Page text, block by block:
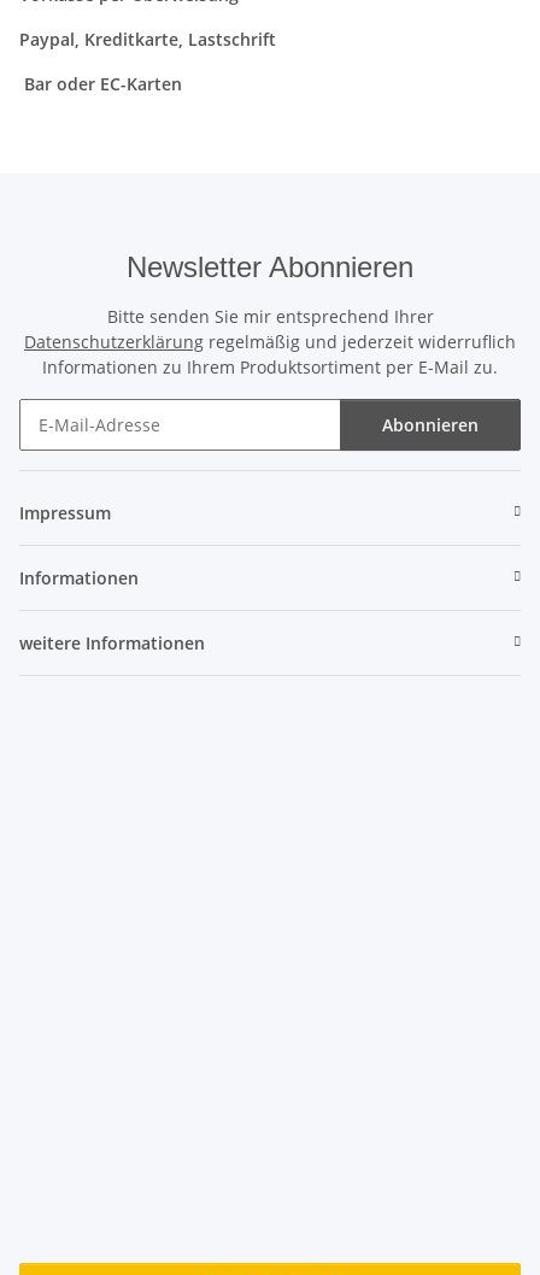
Paypal, Kreditkarte, Lastschrift
Bar oder EC-Karten
Newsletter Abonnieren
Bitte senden Sie mir entsprechend Ihrer
Datenschutzerklärung regelmäßig und jederzeit widerruflich
Informationen zu Ihrem Produktsortiment per E-Mail zu.
Abonnieren
Impressum
Informationen
weitere Informationen